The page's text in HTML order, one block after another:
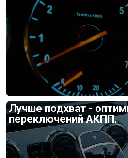
Лучше подхват -
переключений АКПП.